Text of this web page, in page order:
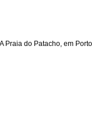
Praia do Patacho, em Porto